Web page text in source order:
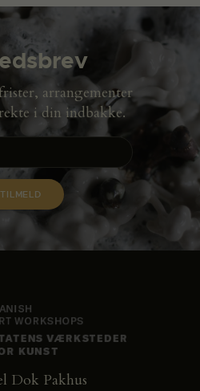
arrangementer
i din indbakke.
Dok Pakhus